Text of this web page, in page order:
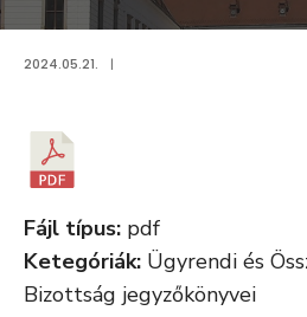
2024.05.21. |
Fájl típus: pdf
Ketegóriák: Ügyrendi és
Bizottság jegyzőkönyvei